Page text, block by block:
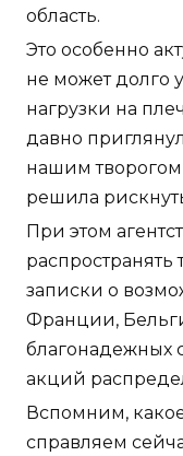
область.
Это особенно
не может долго
нагрузки на
давно
нашим творогом
решила
При этом
записки о
Франции,
благонадежных
акций
Вспомним,
справляем